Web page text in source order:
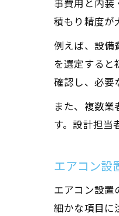
事費用と内装
積もり精度が
例えば、設備
を選定すると
確認し、必要
また、複数
す。設計担当
エアコン設
エアコン設置
細かな項目に